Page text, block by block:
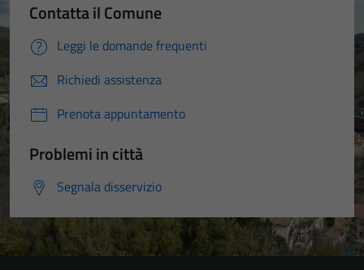
Contatta il Comune
Leggi le domande frequenti
Richiedi assistenza
Prenota appuntamento
Problemi in città
Segnala disservizio